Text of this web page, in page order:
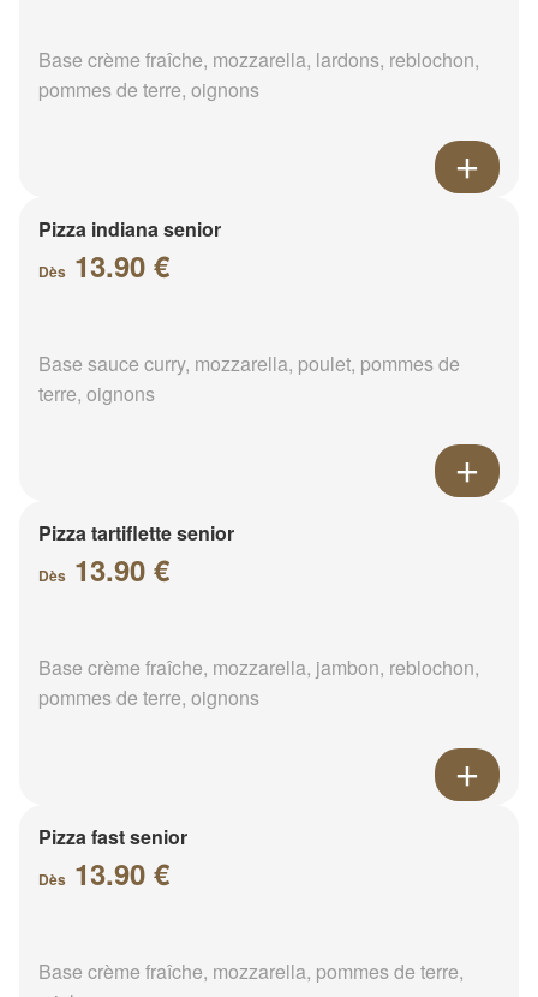
Base crème fraîche, mozzarella, lardons, reblochon,
pommes de terre, oignons
Pizza indiana senior
Dès 13.90 €
Base sauce curry, mozzarella, poulet, pommes de
terre, oignons
Pizza tartiflette senior
Dès 13.90 €
Base crème fraîche, mozzarella, jambon, reblochon,
pommes de terre, oignons
Pizza fast senior
Dès 13.90 €
Base crème fraîche, mozzarella, pommes de terre,